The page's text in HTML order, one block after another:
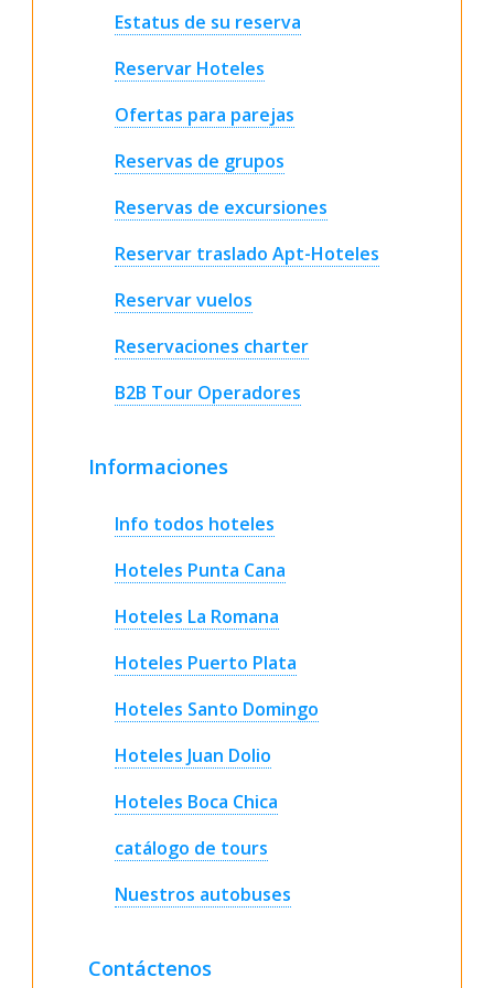
Estatus de su reserva
Reservar Hoteles
Ofertas para parejas
Reservas de grupos
Reservas de excursiones
Reservar traslado Apt-Hoteles
Reservar vuelos
Reservaciones charter
B2B Tour Operadores
Informaciones
Info todos hoteles
Hoteles Punta Cana
Hoteles La Romana
Hoteles Puerto Plata
Hoteles Santo Domingo
Hoteles Juan Dolio
Hoteles Boca Chica
catálogo de tours
Nuestros autobuses
Contáctenos